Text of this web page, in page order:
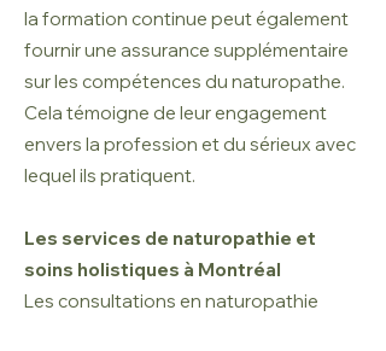
la formation continue peut également
fournir une assurance supplémentaire
sur les compétences du naturopathe.
Cela témoigne de leur engagement
envers la profession et du sérieux avec
lequel ils pratiquent.
Les services de naturopathie et
soins holistiques à Montréal
Les consultations en naturopathie